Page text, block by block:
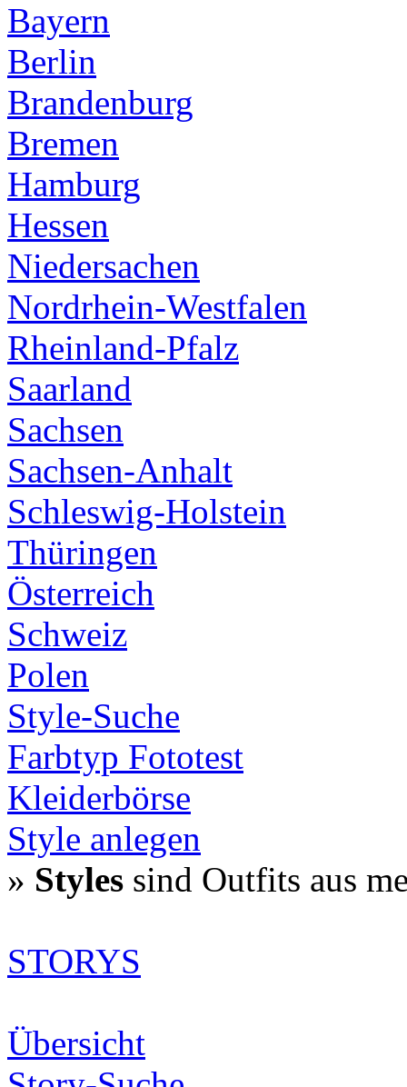
Bayern
Berlin
Brandenburg
Bremen
Hamburg
Hessen
Niedersachen
Nordrhein-Westfalen
Rheinland-Pfalz
Saarland
Sachsen
Sachsen-Anhalt
Schleswig-Holstein
Thüringen
Österreich
Schweiz
Polen
Style-Suche
Farbtyp Fototest
Kleiderbörse
Style anlegen
» Styles sind Outfits aus
STORYS
Übersicht